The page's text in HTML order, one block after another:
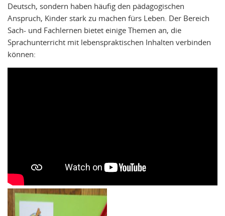
Deutsch, sondern haben häufig den pädagogischen
Anspruch, Kinder stark zu machen fürs Leben. Der Bereich
Sach- und Fachlernen bietet einige Themen an, die
Sprachunterricht mit lebenspraktischen Inhalten verbinden
können: